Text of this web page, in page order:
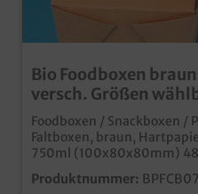
Bio Foodboxen
versch. Größen
Foodboxen / Snackboxen /
Faltboxen, braun,
750ml (100x80x80mm)
(110x90x80mm) 300St zur
fettdichte Foodboxen aus nachhaltigem,
Produktnummer: